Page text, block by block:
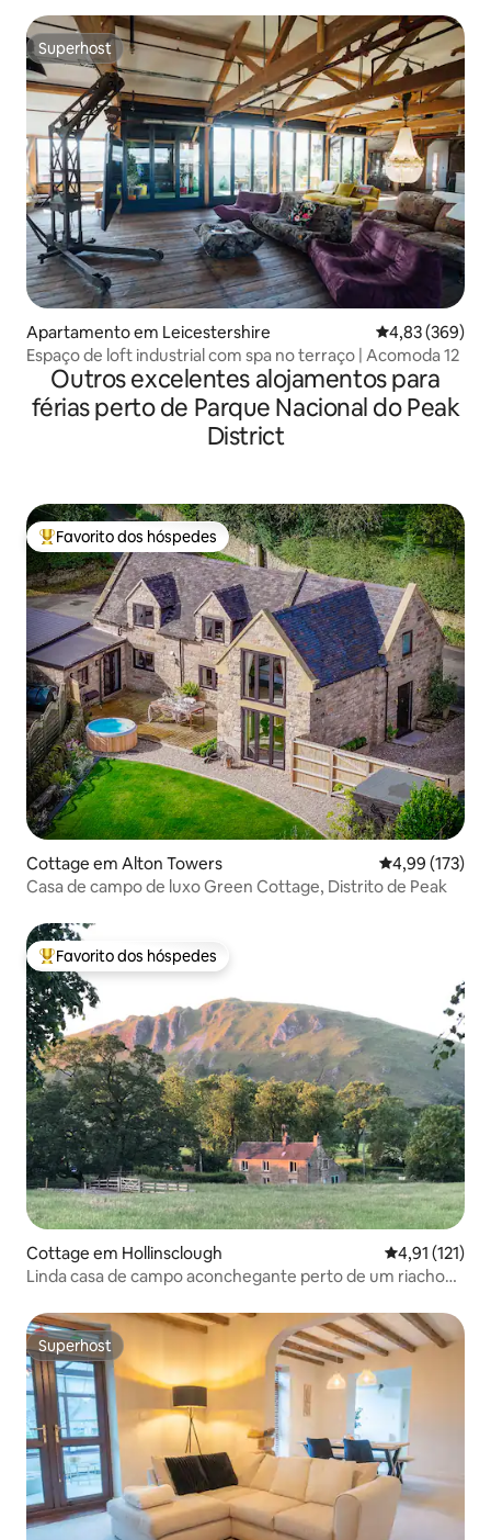
Superhost
Superhost
Apartamento em Leicestershire Classificação
4,83 (369)
Espaço de loft industrial com spa no terraço | Acomoda 12
Outros excelentes alojamentos para
férias perto de Parque Nacional do Peak
District
Favoritos dos hóspedes mais apreciados
Favorito dos hóspedes
Cottage em Alton Towers Classificação
4,99 (173)
Casa de campo de luxo Green Cottage, Distrito de Peak
Favoritos dos hóspedes mais apreciados
Favorito dos hóspedes
Cottage em Hollinsclough Classificação
4,91 (121)
Linda casa de campo aconchegante perto de um riacho
Superhost
Superhost